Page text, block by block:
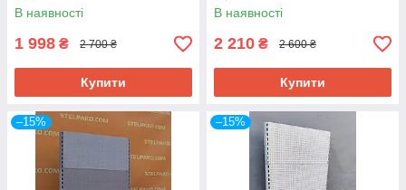
В наявності
1 998 ₴ 2 700 ₴
Купити
В наявності
2 210 ₴ 2 600 ₴
Купити
–15% –15%